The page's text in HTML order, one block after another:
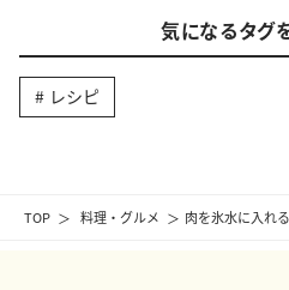
TOP 料理・グルメ 肉を氷水に入れ
気になるタグ
レシピ